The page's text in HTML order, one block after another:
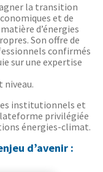
la transition
et de
d’énergies
Son offre de
confirmés
sur une expertise
niveau.
institutionnels et
privilégiée
énergies-climat.
d’avenir :